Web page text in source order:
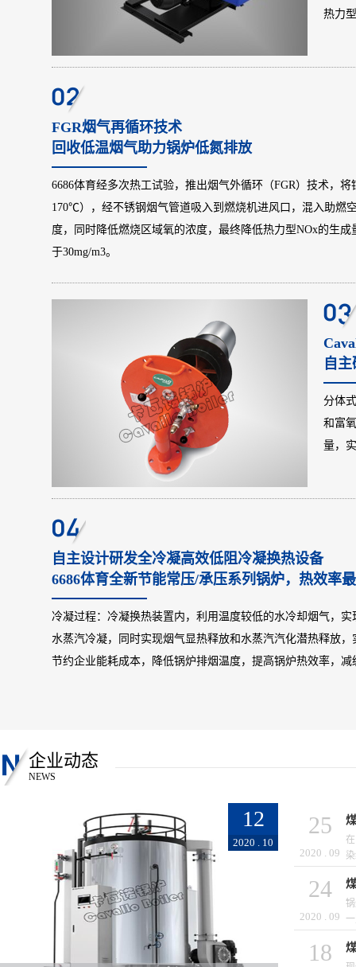
【6】锅炉结构紧凑，占地面积小，有
【7】超低氮变频比例调节燃烧技术
【8】双重冷凝换热技术
【9】高效膜式水冷壁结构传热技术
【10】高品质蒸汽，蒸汽干燥度达99%
9. 具备超温、超压、漏电等多重连
热力
【1】
气再
【2】
可减
【4
燃气
保其
FGR烟气再循环技术
回收低温烟气助力锅炉低氮排放
6686体育经多次热工试验，推出烟气外循环（FGR）技术，
170℃），经不锈钢烟气管道吸入到燃烧机进风口，混入助燃
度，同时降低燃烧区域氧的浓度，最终降低热力型NOx的生
于30mg/m3。
烟气外循环（FGR）技术特点
物排放≤30mg/m³。
【4】绝热材料保温
采用导热系数极低的岩棉进行绝热保温，散热损失小，美观实
自
分体
和富
量，
【2】
该款
【3】
采用
自主设计研发全冷凝高效低阻冷凝换热设备
6686体育全新节能常压/承压系列锅炉，热效率
冷凝过程： 冷凝换热装置内，利用温度较低的水冷却烟气，
水蒸汽冷凝，同时实现烟气显热释放和水蒸汽汽化潜热释放
节约企业能耗成本，降低锅炉排烟温度，提高锅炉热效率，减
6686体育内置冷凝器技术
概述：
锅炉尾部内置冷凝器，采用精加工冷挤压无切削工艺
面，高效换热，内置美观整洁。
企业动态
NEWS
2020 . 10
12
2020 . 09
25
2020 . 09
24
18